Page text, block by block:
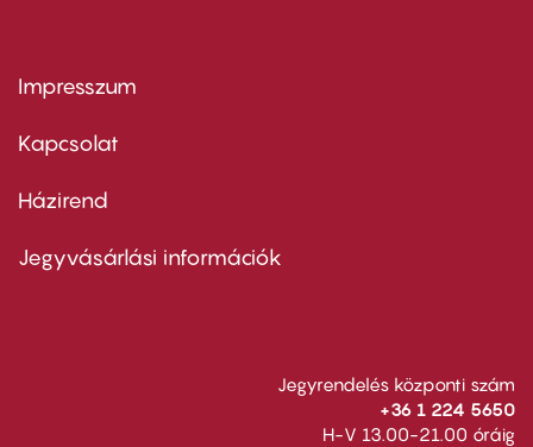
Footer
first
Impresszum
Kapcsolat
Footer
second
Házirend
Jegyvásárlási információk
Jegyrendelés központi szám
+36 1 224 5650
H-V 13.00-21.00 óráig